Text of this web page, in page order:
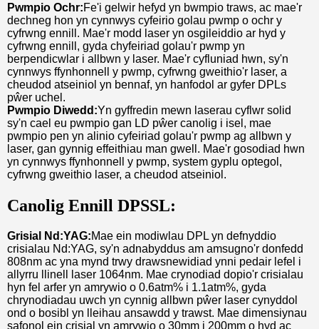
Pwmpio Ochr:Fe'i gelwir hefyd yn bwmpio traws, ac mae'r
dechneg hon yn cynnwys cyfeirio golau pwmp o ochr y
cyfrwng ennill. Mae'r modd laser yn osgileiddio ar hyd y
cyfrwng ennill, gyda chyfeiriad golau'r pwmp yn
berpendicwlar i allbwn y laser. Mae'r cyfluniad hwn, sy'n
cynnwys ffynhonnell y pwmp, cyfrwng gweithio'r laser, a
cheudod atseiniol yn bennaf, yn hanfodol ar gyfer DPLs
pŵer uchel.
Pwmpio Diwedd:Yn gyffredin mewn laserau cyflwr solid
sy'n cael eu pwmpio gan LD pŵer canolig i isel, mae
pwmpio pen yn alinio cyfeiriad golau'r pwmp ag allbwn y
laser, gan gynnig effeithiau man gwell. Mae'r gosodiad hwn
yn cynnwys ffynhonnell y pwmp, system gyplu optegol,
cyfrwng gweithio laser, a cheudod atseiniol.
Canolig Ennill DPSSL:
Grisial Nd:YAG:Mae ein modiwlau DPL yn defnyddio
crisialau Nd:YAG, sy'n adnabyddus am amsugno'r donfedd
808nm ac yna mynd trwy drawsnewidiad ynni pedair lefel i
allyrru llinell laser 1064nm. Mae crynodiad dopio'r crisialau
hyn fel arfer yn amrywio o 0.6atm% i 1.1atm%, gyda
chrynodiadau uwch yn cynnig allbwn pŵer laser cynyddol
ond o bosibl yn lleihau ansawdd y trawst. Mae dimensiynau
safonol ein crisial yn amrywio o 30mm i 200mm o hyd ac